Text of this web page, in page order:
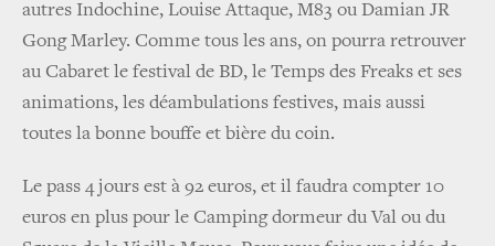
autres Indochine, Louise Attaque, M83 ou Damian JR
Gong Marley. Comme tous les ans, on pourra retrouver
au Cabaret le festival de BD, le Temps des Freaks et ses
animations, les déambulations festives, mais aussi
toutes la bonne bouffe et bière du coin.
Le pass 4 jours est à 92 euros, et il faudra compter 10
euros en plus pour le Camping dormeur du Val ou du